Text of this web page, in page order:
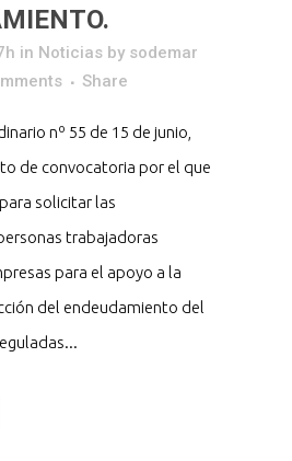
in Noticias by sodemar
Share
nº 55 de 15 de junio,
de convocatoria por el que
solicitar las
trabajadoras
para el apoyo a la
del endeudamiento del